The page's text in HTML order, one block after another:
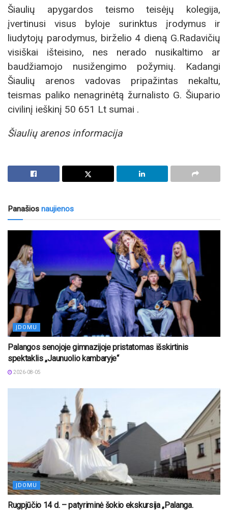
Šiaulių apygardos teismo teisėjų kolegija,
įvertinusi visus byloje surinktus įrodymus ir
liudytojų parodymus, birželio 4 dieną G.Radavičių
visiškai išteisino, nes nerado nusikaltimo ar
baudžiamojo nusižengimo požymių. Kadangi
Šiaulių arenos vadovas pripažintas nekaltu,
teismas paliko nenagrinėtą žurnalisto G. Šiupario
civilinį ieškinį 50 651 Lt sumai .
Šiaulių arenos informacija
Panašios naujienos
ĮDOMU
Palangos senojoje gimnazijoje pristatomas išskirtinis
spektaklis „Jaunuolio kambaryje“
2026-08-05
ĮDOMU
Rugpjūčio 14 d. – patyriminė šokio ekskursija „Palanga.